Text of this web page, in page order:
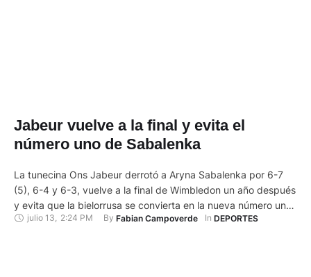
Jabeur vuelve a la final y evita el
número uno de Sabalenka
La tunecina Ons Jabeur derrotó a Aryna Sabalenka por 6-7
(5), 6-4 y 6-3, vuelve a la final de Wimbledon un año después
y evita que la bielorrusa se convierta en la nueva número uno
del mundo por encima de la polaca Iga Swiatek. Jabeur, que
julio 13, 2:24 PM By Fabian Campoverde In DEPORTES